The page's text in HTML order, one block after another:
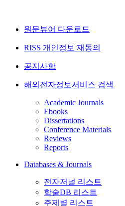
원문뷰어 다운로드
RISS 개인정보 재동의
공지사항
해외전자정보서비스 검색
Academic Journals
Ebooks
Dissertations
Conference Materials
Reviews
Reports
Databases & Journals
전자저널 리스트
학술DB 리스트
주제별 리스트